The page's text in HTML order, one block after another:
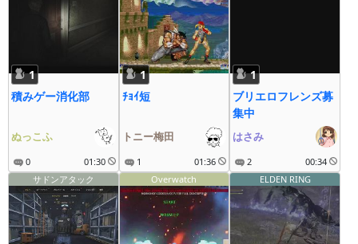
1
積みゲー消化部
ぬっこふ
0 01:30
1
ﾁｮｲ短
トニー梅田
1 01:36
1
ブリエロフレンズ募
集中
はさみ
2
00:34
サドンアタック
Overwatch ELDEN RING